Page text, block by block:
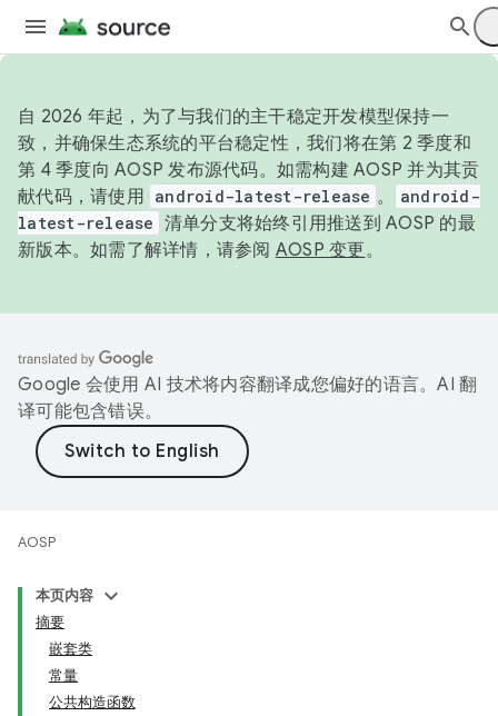
自 2026 年起，为了与我们的主干稳定开发模型保持一
致，并确保生态系统的平台稳定性，我们将在第 2 季度和
第 4 季度向 AOSP 发布源代码。如需构建 AOSP 并为其贡
献代码，请使用 android-latest-release 。
android-
latest-release 清单分支将始终引用推送到 AOSP 的最
新版本。如需了解详情，请参阅 AOSP 变更。
Google 会使用 AI 技术将内容翻译成您偏好的语言。AI 翻
译可能包含错误。
AOSP
本页内容
摘要
嵌套类
常量
公共构造函数